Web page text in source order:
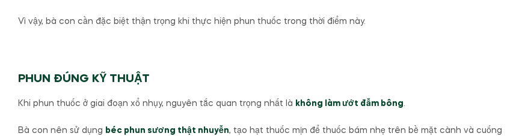
Vì vậy, bà con cần đặc biệt thận trọng khi thực hiện phun thuốc trong thời điểm này.
PHUN ĐÚNG KỸ THUẬT
Khi phun thuốc ở giai đoạn xổ nhụy, nguyên tắc quan trọng nhất là không làm ướt đẫm bông.
Bà con nên sử dụng béc phun sương thật nhuyễn, tạo hạt thuốc mịn để thuốc bám nhẹ trên bề mặt cành và cuống